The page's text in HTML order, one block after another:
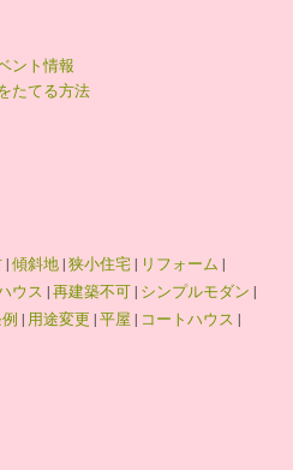
ント情報
たてる方法
|傾斜地|狭小住宅| リフォーム |
ウス |再建築不可| シンプルモダン |
| 用途変更 |平屋 | コートハウス |